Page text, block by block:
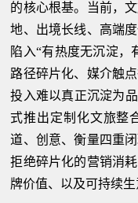
的核心根基。当前，
地、出境长线、高端
陷入“有热度无沉淀，
路径碎片化、媒介触
投入难以真正沉淀为
式推出定制化文旅整
道、创意、衡量四重
拒绝碎片化的营销消
牌价值、以及可持续生